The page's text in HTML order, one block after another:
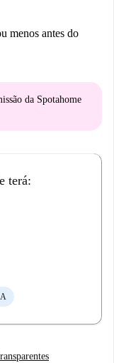
menos antes do
da Spotahome
terá: